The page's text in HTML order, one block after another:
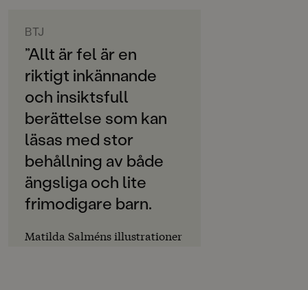
Svenska
SPRÅK
Svenska
SERIE
Anna-Klara och Herman
PUBLICERINGSDATUM
2021-09-17
LÄSORDNING
3
Produktion
BTJ
”Allt är fel är en
riktigt inkännande
och insiktsfull
berättelse som kan
läsas med stor
behållning av både
ängsliga och lite
frimodigare barn.
Matilda Salméns illustrationer